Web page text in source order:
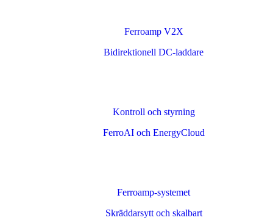
Ferroamp V2X
Bidirektionell DC-laddare
Kontroll och styrning
FerroAI och EnergyCloud
Ferroamp-systemet
Skräddarsytt och skalbart